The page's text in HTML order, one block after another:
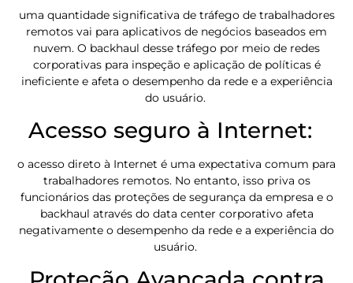
uma quantidade significativa de tráfego de trabalhadores
remotos vai para aplicativos de negócios baseados em
nuvem. O backhaul desse tráfego por meio de redes
corporativas para inspeção e aplicação de políticas é
ineficiente e afeta o desempenho da rede e a experiência
do usuário.
Acesso seguro à Internet:
o acesso direto à Internet é uma expectativa comum para
trabalhadores remotos. No entanto, isso priva os
funcionários das proteções de segurança da empresa e o
backhaul através do data center corporativo afeta
negativamente o desempenho da rede e a experiência do
usuário.